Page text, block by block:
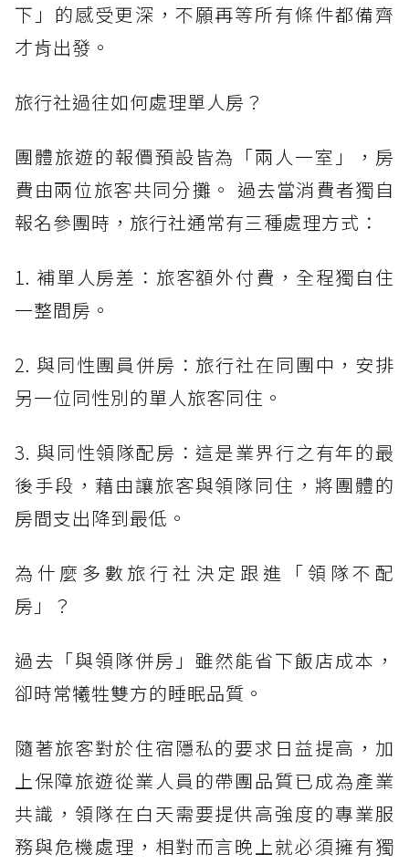
下」的感受更深，不願再等所有條件都備齊
才肯出發。
旅行社過往如何處理單人房？
團體旅遊的報價預設皆為「兩人一室」，房
費由兩位旅客共同分攤。 過去當消費者獨自
報名參團時，旅行社通常有三種處理方式：
1. 補單人房差：旅客額外付費，全程獨自住
一整間房。
2. 與同性團員併房：旅行社在同團中，安排
另一位同性別的單人旅客同住。
3. 與同性領隊配房：這是業界行之有年的最
後手段，藉由讓旅客與領隊同住，將團體的
房間支出降到最低。
為什麼多數旅行社決定跟進「領隊不配
房」？
過去「與領隊併房」雖然能省下飯店成本，
卻時常犧牲雙方的睡眠品質。
隨著旅客對於住宿隱私的要求日益提高，加
上保障旅遊從業人員的帶團品質已成為產業
共識，領隊在白天需要提供高強度的專業服
務與危機處理，相對而言晚上就必須擁有獨